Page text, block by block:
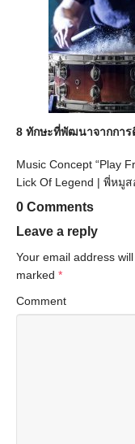
8 ทักษะที่พัฒนาจากการ
Music Concept “Play
Lick Of Legend | พี่หมู
0 Comments
Leave a reply
Your email address
marked *
Comment